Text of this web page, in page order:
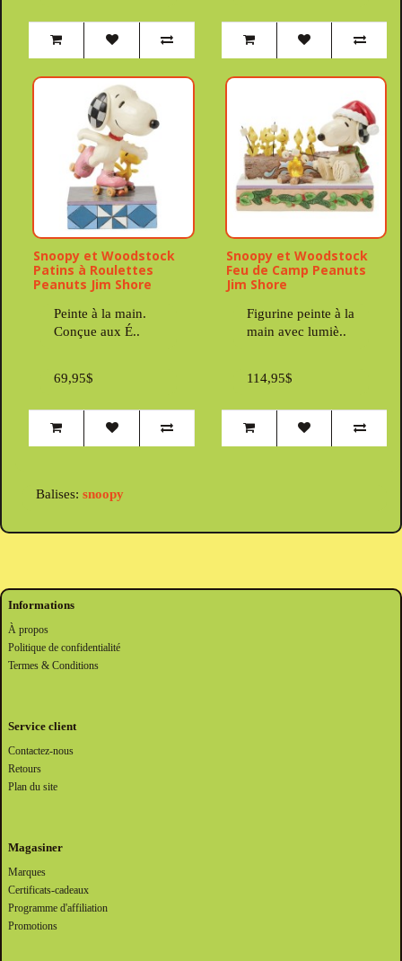
Snoopy et Woodstock
Patins à Roulettes
Peanuts Jim Shore
Peinte à la main.
Conçue aux É..
69,95$
Snoopy et Woodstock
Feu de Camp Peanuts
Jim Shore
Figurine peinte à la
main avec lumiè..
114,95$
Balises: snoopy
Informations
À propos
Politique de confidentialité
Termes & Conditions
Service client
Contactez-nous
Retours
Plan du site
Magasiner
Marques
Certificats-cadeaux
Programme d'affiliation
Promotions